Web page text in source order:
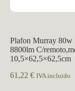
Plafon Murray 80w
8800lm C/
10,5×62,5×62,5cm
61,22 € IVA incluido